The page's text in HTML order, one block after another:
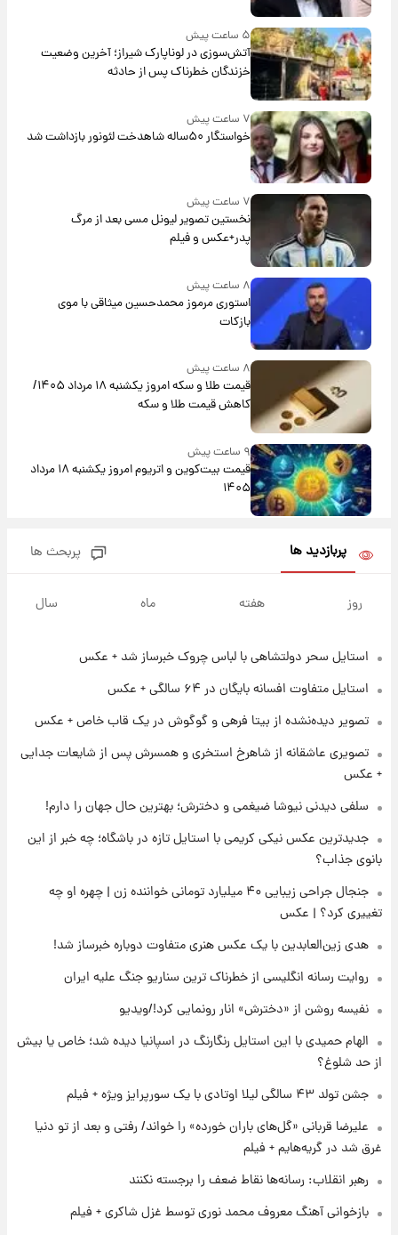
۵ ساعت پیش
آتش‌سوزی در لوناپارک شیراز؛ آخرین وضعیت
خزندگان خطرناک پس از حادثه
۷ ساعت پیش
خواستگار ۵۰ساله شاهدخت لئونور بازداشت شد
نخستین تصویر لیونل مسی بعد از مرگ
پدر+عکس و فیلم
۸ ساعت پیش
استوری مرموز محمدحسین میثاقی با موی
بازکات
قیمت طلا و سکه امروز یکشنبه ۱۸ مرداد ۱۴۰۵/
کاهش قیمت طلا و سکه
۹ ساعت پیش
قیمت بیت‌کوین و اتریوم امروز یکشنبه ۱۸ مرداد
۱۴۰۵
تاریخ اعلام نتایج نهایی دکتری مشخص شد
فال قهوه روزانه یکشنبه ۱۸ مرداد ماه ۱۴۰۵
فال روزانه واقعی یکشنبه ۱۸ مرداد ۱۴۰۵
ارزش سهام عدالت برای امروز ۱۷ مرداد ۱۴۰۵ +
۲۳ ساعت پیش
لیونل مسی عزادار شد! + جزئیات
پربازدید ها پربحث ها
روز هفته ماه سال
استایل سحر دولتشاهی با لباس چروک خبرساز شد + عکس
استایل متفاوت افسانه بایگان در ۶۴ سالگی + عکس
تصویر دیده‌نشده از بیتا فرهی و گوگوش در یک قاب خاص + عکس
تصویری عاشقانه از شاهرخ استخری و همسرش پس از شایعات جدایی
+ عکس
سلفی دیدنی نیوشا ضیغمی و دخترش؛ بهترین حال جهان را دارم!
جدیدترین عکس نیکی کریمی با استایل تازه در باشگاه؛ چه خبر از این
بانوی جذاب؟
جنجال جراحی زیبایی ۴۰ میلیارد تومانی خواننده زن | چهره او چه
تغییری کرد؟ | عکس
هدی زین‌العابدین با یک عکس هنری متفاوت دوباره خبرساز شد!
روایت رسانه انگلیسی از خطرناک ترین سناریو جنگ علیه ایران
نفیسه روشن از «دخترش» انار رونمایی کرد!/ویدیو
الهام حمیدی با این استایل رنگارنگ در اسپانیا دیده شد؛ خاص یا بیش
از حد شلوغ؟
جشن تولد ۴۳ سالگی لیلا اوتادی با یک سورپرایز ویژه + فیلم
علیرضا قربانی «گل‌های باران خورده» را خواند/ رفتی و بعد از تو دنیا
غرق شد در گریه‌هایم + فیلم
رهبر انقلاب: رسانه‌ها نقاط ضعف را برجسته نکنند
بازخوانی آهنگ معروف محمد نوری توسط غزل شاکری + فیلم